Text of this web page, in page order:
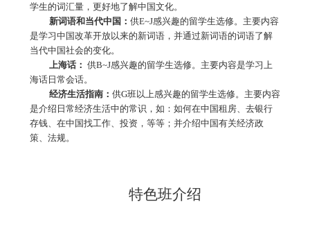
学生的词汇量，更好地了解中国文化。
新词语和当代中国： 供E~J感兴趣的留学生选修。主要内容
是学习中国改革开放以来的新词语，并通过新词语的词语了解
当代中国社会的变化。
上海话： 供B~J感兴趣的留学生选修。主要内容是学习上
海话日常会话。
经济生活指南： 供G班以上感兴趣的留学生选修。主要内容
是介绍日常经济生活中的常识，如：如何在中国租房、去银行
存钱、在中国找工作、投资，等等；并介绍中国有关经济政
策、法规。
特色班介绍